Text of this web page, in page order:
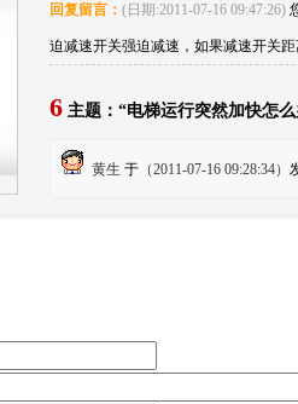
回复留言： (日期:2011-07-16 09:47:26)
迫减速开关强迫减速，如果减速开关
6 主题：“电梯运行突然加快怎
黄生 于 （2011-07-16 09:28:34）